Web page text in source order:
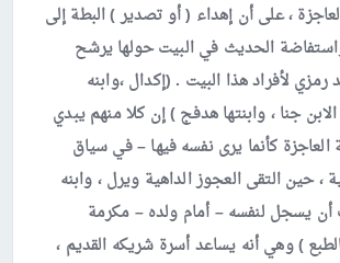
، على أن إهداء ( أو تصدير ) البطة إلى
واستفاضة الحديث في البيت حولها يرشح
رمزي لأفراد هذا البيت . (إكدال ،وابنه
جنا ، وابنتها هدفج ) إن كلا منهم يبدي
العاجزة كأنما يرى نفسه فيها – في سياق
حين التقى العجوز الداهية ويرل ، وابنه
أن يسجل لنفسه – أمام ولده – مكرمة
) وهي أنه يساعد أسرة شريكه القديم ،